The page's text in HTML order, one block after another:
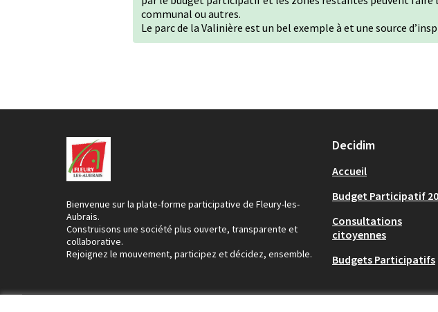
communal ou autres.
Le parc de la Valinière est un bel exemple à et une source
Bienvenue sur la plate-forme participative de Fleury-les-
Aubrais.
Construisons une société plus ouverte, transparente et
collaborative.
Rejoignez le mouvement, participez et décidez, ensemble.
Decidim
Accueil
Budget Participatif
Consultations
citoyennes
Budgets Participatifs